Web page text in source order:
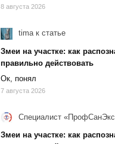
8 августа 2026
timaк статье
Змеи на участке: как
правильно действовать
Ок, понял
7 августа 2026
Специалист
Змеи на участке: как